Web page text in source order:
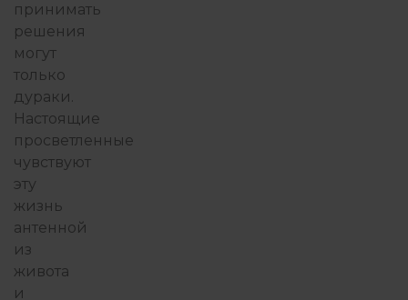
принимать
решения
могут
только
дураки.
Настоящие
просветленные
чувствуют
эту
жизнь
антенной
из
живота
и